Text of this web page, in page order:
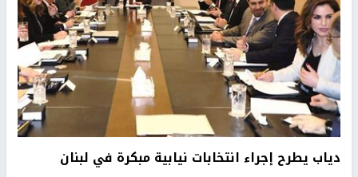
دياب يطرح إجراء انتخابات نيابية مبكرة في لبنان